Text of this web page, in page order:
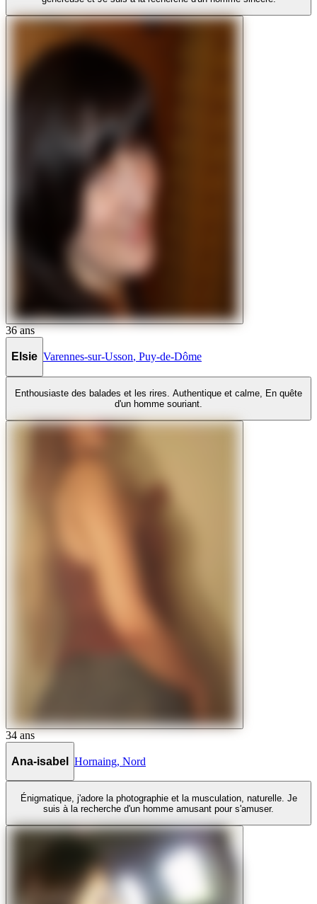
36 ans
Elsie Varennes-sur-Usson, Puy-de-Dôme
Enthousiaste des balades et les rires. Authentique et calme, En quête
d'un homme souriant.
34 ans
Ana-isabel Hornaing, Nord
Énigmatique, j'adore la photographie et la musculation, naturelle. Je
suis à la recherche d'un homme amusant pour s'amuser.